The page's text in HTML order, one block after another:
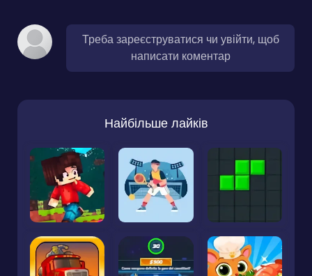
Треба зареєструватися чи увійти, щоб
написати коментар
Найбільше лайків